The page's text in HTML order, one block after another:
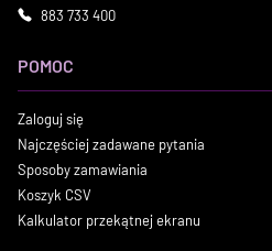
883 733 400
POMOC
Zaloguj się
Najczęściej zadawane pytania
Sposoby zamawiania
Koszyk CSV
Kalkulator przekątnej ekranu